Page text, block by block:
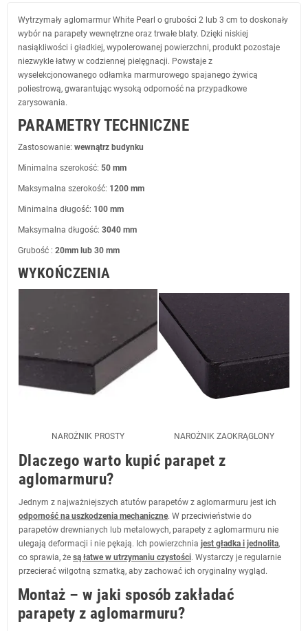
Wytrzymały aglomarmur White Pearl o grubości 2 lub 3 cm to doskonały
wybór na parapety wewnętrzne oraz trwałe blaty. Dzięki niskiej
nasiąkliwości i gładkiej, wypolerowanej powierzchni, produkt pozostaje
niezwykle łatwy w codziennej pielęgnacji. Powstaje z
wyselekcjonowanego odłamka marmurowego spajanego żywicą
poliestrową, gwarantując wysoką odporność na przypadkowe
zarysowania.
PARAMETRY TECHNICZNE
Zastosowanie: wewnątrz budynku
Minimalna szerokość: 50 mm
Maksymalna szerokość: 1200 mm
Minimalna długość: 100 mm
Maksymalna długość: 3040 mm
Grubość : 20mm lub 30 mm
WYKOŃCZENIA
NAROŻNIK PROSTY NAROŻNIK ZAOKRĄGLONY
Dlaczego warto kupić parapet z
aglomarmuru?
Jednym z najważniejszych atutów parapetów z aglomarmuru jest ich
odporność na uszkodzenia mechaniczne. W przeciwieństwie do
parapetów drewnianych lub metalowych, parapety z aglomarmuru nie
ulegają deformacji i nie pękają. Ich powierzchnia jest gładka i jednolita,
co sprawia, że są łatwe w utrzymaniu czystości. Wystarczy je regularnie
przecierać wilgotną szmatką, aby zachować ich oryginalny wygląd.
Montaż – w jaki sposób zakładać
parapety z aglomarmuru?